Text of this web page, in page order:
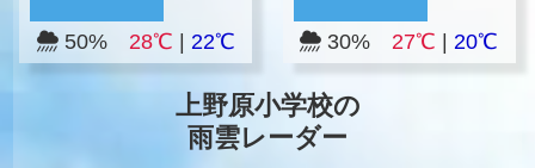
50% 28℃ 22℃ 30% 27℃ |20℃
上野原小学校の
雨雲レーダー